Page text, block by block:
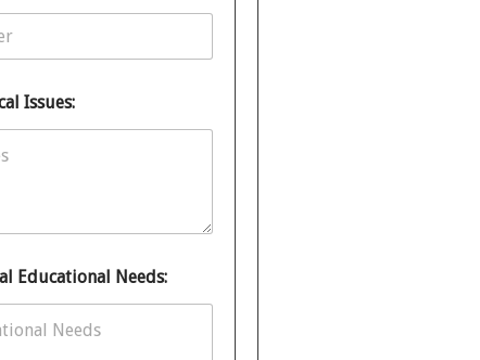
Issues:
Educational Needs: